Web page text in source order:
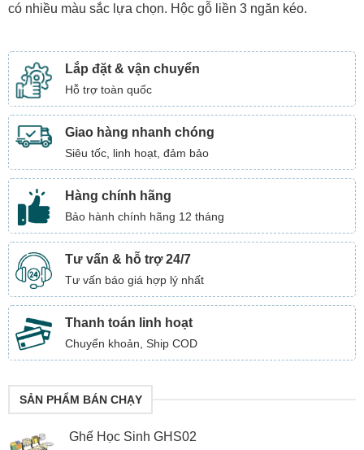
có nhiều màu sắc lựa chọn. Hộc gỗ liền 3 ngăn kéo.
Lắp đặt & vận chuyển
Hỗ trợ toàn quốc
Giao hàng nhanh chóng
Siêu tốc, linh hoạt, đảm bảo
Hàng chính hãng
Bảo hành chính hãng 12 tháng
Tư vấn & hỗ trợ 24/7
Tư vấn báo giá hợp lý nhất
Thanh toán linh hoạt
Chuyển khoản, Ship COD
SẢN PHẨM BÁN CHẠY
Ghế Học Sinh GHS02